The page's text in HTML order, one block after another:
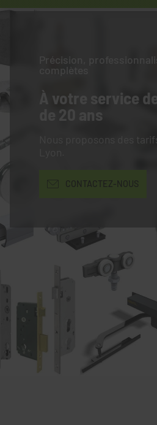
Précision,
complètes
À votre service
de 20 ans
Nous proposons des
CONTACTEZ-NOUS